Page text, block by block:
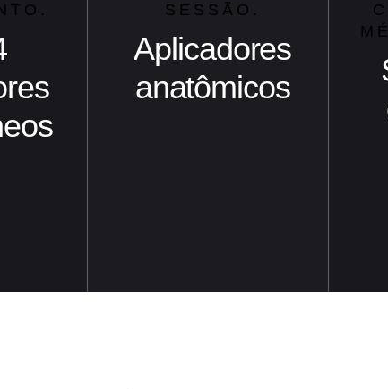
SESSÃO.
Aplicadores
anatômicos